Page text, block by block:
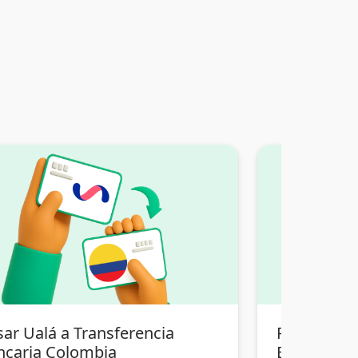
Ualá a Transferencia
Colombia
Pasar
Bolivia a